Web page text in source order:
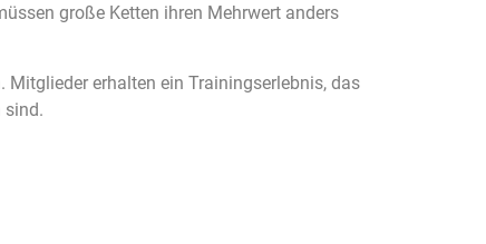
große Ketten ihren Mehrwert anders
Mitglieder erhalten ein Trainingserlebnis, das
sind.